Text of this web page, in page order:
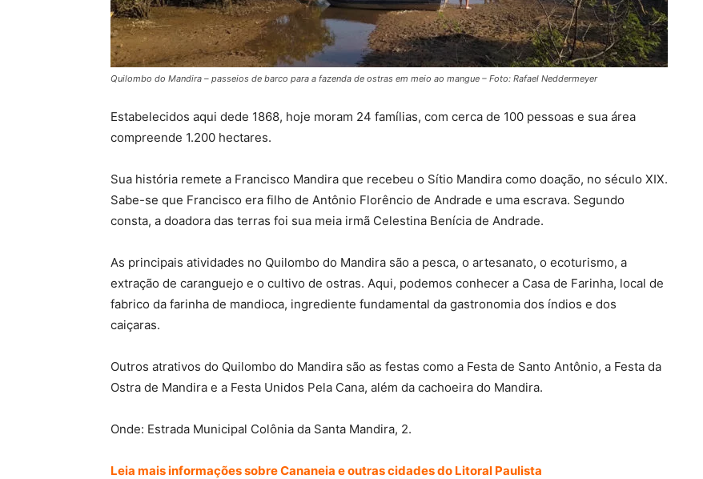
Quilombo do Mandira – passeios de barco para a fazenda de ostras em meio ao mangue – Foto: Rafael Neddermeyer
Estabelecidos aqui dede 1868, hoje moram 24 famílias, com cerca de 100 pessoas e sua área
compreende 1.200 hectares.
Sua história remete a Francisco Mandira que recebeu o Sítio Mandira como doação, no século XIX.
Sabe-se que Francisco era filho de Antônio Florêncio de Andrade e uma escrava. Segundo
consta, a doadora das terras foi sua meia irmã Celestina Benícia de Andrade.
As principais atividades no Quilombo do Mandira são a pesca, o artesanato, o ecoturismo, a
extração de caranguejo e o cultivo de ostras. Aqui, podemos conhecer a Casa de Farinha, local de
fabrico da farinha de mandioca, ingrediente fundamental da gastronomia dos índios e dos
caiçaras.
Outros atrativos do Quilombo do Mandira são as festas como a Festa de Santo Antônio, a Festa da
Ostra de Mandira e a Festa Unidos Pela Cana, além da cachoeira do Mandira.
Onde: Estrada Municipal Colônia da Santa Mandira, 2.
Leia mais informações sobre Cananeia e outras cidades do Litoral Paulista